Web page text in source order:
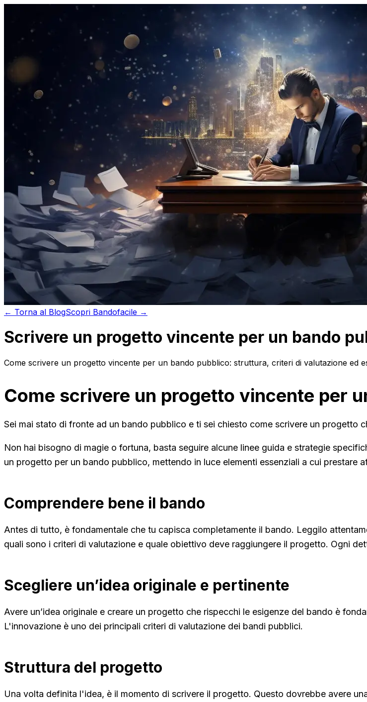
← Torna al BlogScopri Bandofacile →
Scrivere un progetto vincente per un bando
Come scrivere un progetto vincente per un bando pubblico: struttura, criteri di valutazione ed
Come scrivere un progetto vincente per
Sei mai stato di fronte ad un bando pubblico e ti sei chiesto come scrivere un progetto
Non hai bisogno di magie o fortuna, basta seguire alcune linee guida e strategie
un progetto per un bando pubblico, mettendo in luce elementi essenziali a cui prestare
Comprendere bene il bando
Antes di tutto, è fondamentale che tu capisca completamente il bando. Leggilo
quali sono i criteri di valutazione e quale obiettivo deve raggiungere il progetto. Ogni
Scegliere un’idea originale e pertinente
Avere un’idea originale e creare un progetto che rispecchi le esigenze del bando è
L'innovazione è uno dei principali criteri di valutazione dei bandi pubblici.
Struttura del progetto
Una volta definita l'idea, è il momento di scrivere il progetto. Questo dovrebbe avere